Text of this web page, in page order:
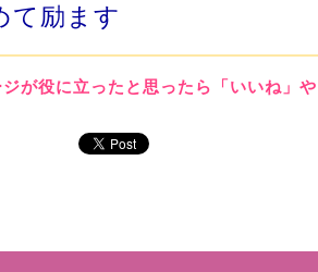
て励ます
が役に立ったと思ったら「いいね」